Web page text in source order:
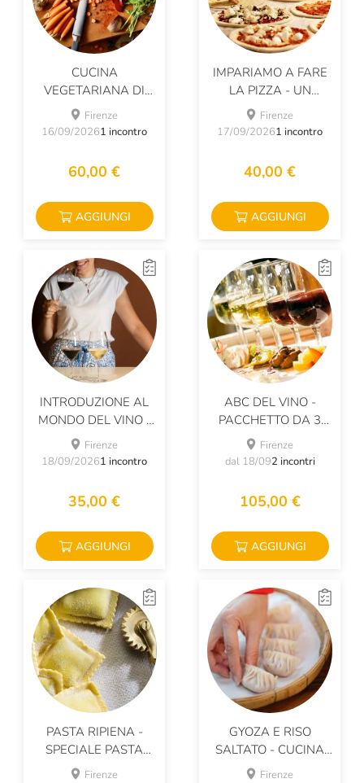
CUCINA
VEGETARIANA DI
STAGIONE
Firenze
16/09/20261 incontro
60,00 €
AGGIUNGI
IMPARIAMO A FARE
LA PIZZA - UN
POMERIGGIO DA
PIZZAIOLO
Firenze
17/09/20261 incontro
40,00 €
AGGIUNGI
INTRODUZIONE AL
MONDO DEL VINO -
ABC DEL VINO
Firenze
18/09/20261 incontro
35,00 €
AGGIUNGI
ABC DEL VINO -
PACCHETTO DA 3
LEZIONI
Firenze
dal 18/092 incontri
105,00 €
AGGIUNGI
PASTA RIPIENA -
SPECIALE PASTA
FRESCA
Firenze
GYOZA E RISO
SALTATO - CUCINA
ORIENTALE
Firenze